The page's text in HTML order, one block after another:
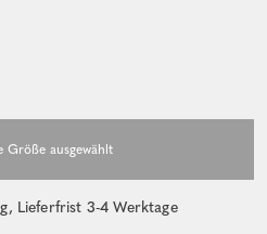
Lieferfrist 3-4 Werktage